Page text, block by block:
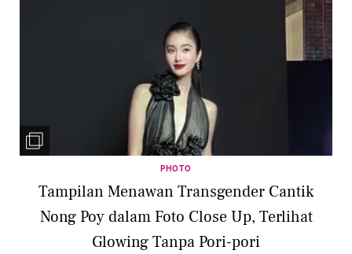
PHOTO
Tampilan Menawan Transgender Cantik
Nong Poy dalam Foto Close Up, Terlihat
Glowing Tanpa Pori-pori